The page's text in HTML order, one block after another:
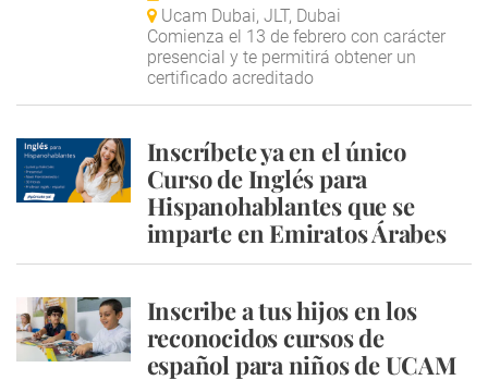
Ucam Dubai, JLT, Dubai
Comienza el 13 de febrero con carácter
presencial y te permitirá obtener un
certificado acreditado
Inscríbete ya en el único
Curso de Inglés para
Hispanohablantes que se
imparte en Emiratos Árabes
Inscribe a tus hijos en los
reconocidos cursos de
español para niños de UCAM